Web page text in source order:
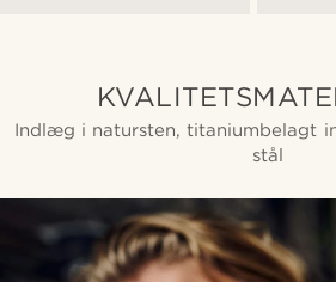
Indlæg i natursten, titaniumbelagt
stål